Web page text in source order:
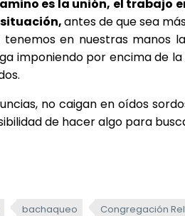
es la unión, el trabajo
antes de que sea
tenemos en nuestras manos
imponiendo por encima de
no caigan en oídos
de hacer algo para
bachaqueo Congregación